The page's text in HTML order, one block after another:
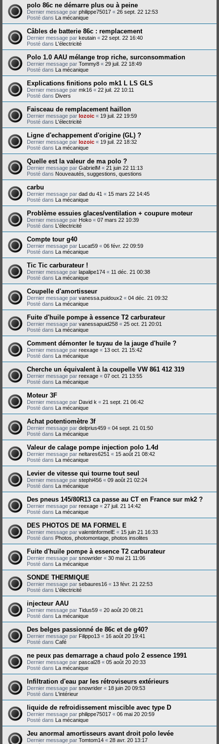
polo 86c ne démarre plus ou à peine
Dernier message par philippe75017 « 26 sept. 22 12:53
Posté dans La mécanique
Câbles de batterie 86c : remplacement
Dernier message par keutain « 22 sept. 22 16:40
Posté dans L'électricité
Polo 1.0 AAU mélange trop riche, surconsommation
Dernier message par Tommy8 « 29 juil. 22 18:49
Posté dans La mécanique
Explications finitions polo mk1 L LS GLS
Dernier message par mk16 « 22 juil. 22 10:11
Posté dans Divers
Faisceau de remplacement haillon
Dernier message par lozoic « 19 juil. 22 19:59
Posté dans L'électricité
Ligne d'echappement d'origine (GL) ?
Dernier message par lozoic « 19 juil. 22 18:32
Posté dans La mécanique
Quelle est la valeur de ma polo ?
Dernier message par GabrielM « 21 juin 22 11:13
Posté dans Nouveautés, suggestions, questions
carbu
Dernier message par dad du 41 « 15 mars 22 14:45
Posté dans La mécanique
Problème essuies glaces/ventilation + coupure moteur
Dernier message par Hoko « 07 mars 22 10:39
Posté dans L'électricité
Compte tour g40
Dernier message par Lucat59 « 06 févr. 22 09:59
Posté dans La mécanique
Tic Tic carburateur !
Dernier message par lapalipe174 « 11 déc. 21 00:38
Posté dans La mécanique
Coupelle d'amortisseur
Dernier message par vanessa.puidoux2 « 04 déc. 21 09:32
Posté dans La mécanique
Fuite d'huile pompe à essence T2 carburateur
Dernier message par vanessapuid258 « 25 oct. 21 20:01
Posté dans La mécanique
Comment démonter le tuyau de la jauge d'huile ?
Dernier message par reexage « 13 oct. 21 15:42
Posté dans La mécanique
Cherche un équivalent à la coupelle VW 861 412 319
Dernier message par reexage « 07 oct. 21 13:55
Posté dans La mécanique
Moteur 3F
Dernier message par David k « 21 sept. 21 06:42
Posté dans La mécanique
Achat potentiomètre 3f
Dernier message par delprius459 « 04 sept. 21 01:50
Posté dans La mécanique
Valeur de calage pompe injection polo 1.4d
Dernier message par neltares6251 « 15 août 21 08:42
Posté dans La mécanique
Levier de vitesse qui tourne tout seul
Dernier message par stephi456 « 09 août 21 02:24
Posté dans La mécanique
Des pneus 145/80R13 ca passe au CT en France sur mk2 ?
Dernier message par reexage « 27 juil. 21 14:42
Posté dans La mécanique
DES PHOTOS DE MA FORMEL E
Dernier message par valentinformelE « 15 juin 21 16:33
Posté dans Photos, photomontage, photos insolites
Fuite d'huile pompe à essence T2 carburateur
Dernier message par snowrider « 30 mai 21 11:06
Posté dans La mécanique
SONDE THERMIQUE
Dernier message par sebaures16 « 13 févr. 21 22:53
Posté dans L'électricité
injecteur AAU
Dernier message par Tidus59 « 20 août 20 08:21
Posté dans La mécanique
Des belges passionné de 86c et de g40?
Dernier message par Filippo13 « 16 août 20 19:41
Posté dans Café
ne peux pas demarrage a chaud polo 2 essence 1991
Dernier message par pascal28 « 05 août 20 20:33
Posté dans La mécanique
Infiltration d'eau par les rétroviseurs extérieurs
Dernier message par snowrider « 18 juin 20 09:53
Posté dans L'intérieur
liquide de refroidissement miscible avec type D
Dernier message par philippe75017 « 06 mai 20 20:59
Posté dans La mécanique
Jeu anormal amortisseurs avant droit polo levée
Dernier message par Tomtom14 « 28 avr. 20 13:17